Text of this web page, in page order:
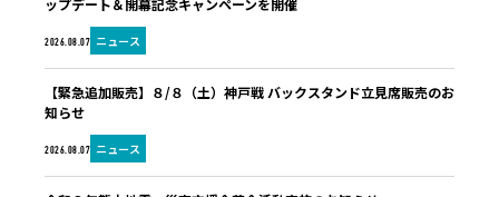
2026.08.07 ニュース
ップデート＆開幕記念キャンペーンを開催
2026.08.07 ニュース
【緊急追加販売】８/８（土）神戸戦 バックスタンド立見席販売のお
知らせ